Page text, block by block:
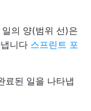
의 양(범위 선)은
니다 스프린트 포
료된 일을 나타냅